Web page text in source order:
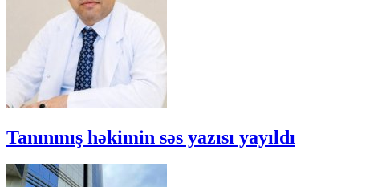
Tanınmış həkimin səs yazısı yayıldı